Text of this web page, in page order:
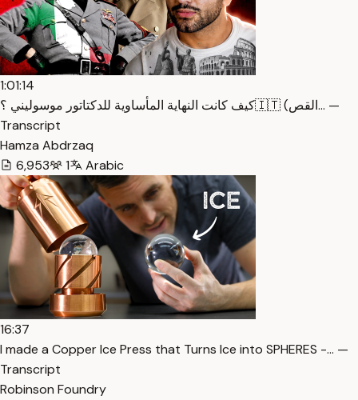
1:01:14
كيف كانت النهاية المأساوية للدكتاتور موسوليني ؟🇮🇹 (القص… —
Transcript
Hamza Abdrzaq
6,953
1 Arabic
16:37
I made a Copper Ice Press that Turns Ice into SPHERES -… —
Transcript
Robinson Foundry